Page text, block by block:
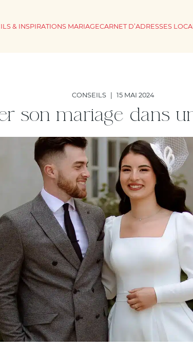
& INSPIRATIONS MARIAGECARNET D’ADRESSES
CONSEILS 15 MAI 2024
son mariage dans